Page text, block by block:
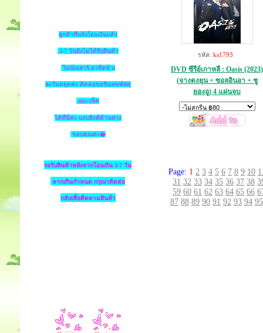
ลูกค้าที่แจ้งโอนเงินแล้ว
3-7 วันยังไม่ได้รับสินค้า
ไม่นับเสาร์-อาทิตย์ แ
ละวันหยุดค่ะ ติดต่อขอรับเลขพัสดุ
ems เช็ค
ได้ที่นี่ค่ะ แถบลิงค์ด้านล่าง
ขอบคุณค่ะ�
รอรับสินค้าหลังจากโอนเงิน 3-7 วัน
หากเกินกำหนด กรุณาติดต่อ
กลับเพื่อติดตามสินค้า
รหัส: ks1793
DVD ซีรีย์เกาหลี : Oasis (2023)
(จางดงยุน + ซอลอินอา + ชู
ยองอู) 4 แผ่นจบ
Page: 1 2 3 4 5 6 7 8 9 10
31 32 33 34 35 36 37 38
59 60 61 62 63 64 65 66
87 88 89 90 91 92 93 94 95